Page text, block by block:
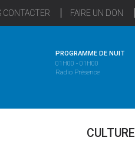
CONTACTER FAIRE UN DON
PROGRAMME DE NUIT
01H00 - 01H00
Radio Présence
CULTURE